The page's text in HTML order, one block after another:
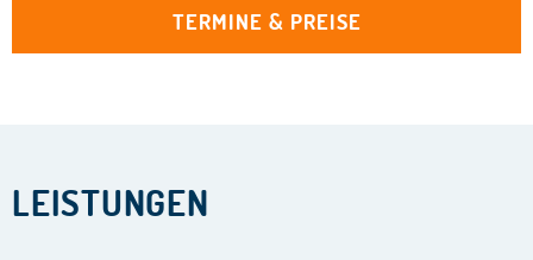
TERMINE & PREISE
LEISTUNGEN